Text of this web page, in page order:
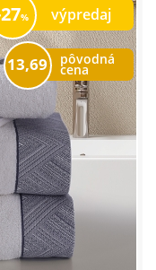
výpredaj
27
pôvodná
cena
13,69